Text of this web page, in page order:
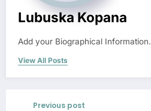
Lubuska Kopana
Add your Biographical Information.
View All Posts
Previous post